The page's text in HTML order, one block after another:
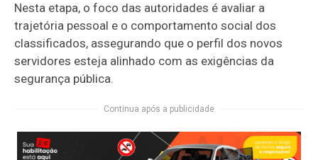
Nesta etapa, o foco das autoridades é avaliar a
trajetória pessoal e o comportamento social dos
classificados, assegurando que o perfil dos novos
servidores esteja alinhado com as exigências da
segurança pública.
Continua após a publicidade